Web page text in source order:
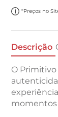
*Preços no
Descrição
O
momentos